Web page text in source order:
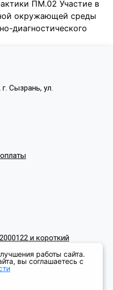
ПМ.02 Участие в
окружающей среды
диагностического
Сызрань, ул.
и короткий
работы сайта.
вы соглашаетесь с